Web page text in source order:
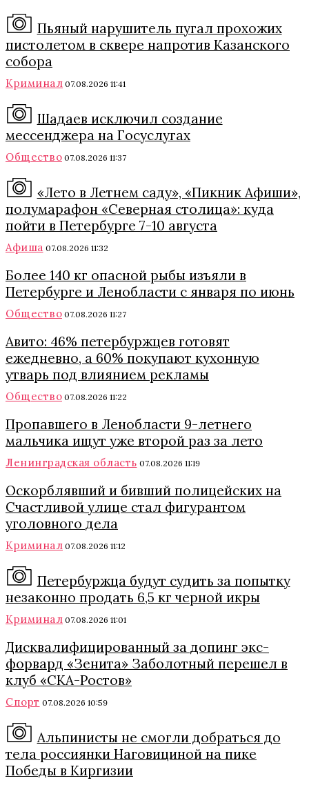
Пьяный нарушитель пугал прохожих
пистолетом в сквере напротив Казанского
собора
Криминал 07.08.2026 11:41
Шадаев исключил создание
мессенджера на Госуслугах
Общество 07.08.2026 11:37
«Лето в Летнем саду», «Пикник Афиши»,
полумарафон «Северная столица»: куда
пойти в Петербурге 7-10 августа
Афиша 07.08.2026 11:32
Более 140 кг опасной рыбы изъяли в
Петербурге и Ленобласти с января по июнь
Общество 07.08.2026 11:27
Авито: 46% петербуржцев готовят
ежедневно, а 60% покупают кухонную
утварь под влиянием рекламы
Общество 07.08.2026 11:22
Пропавшего в Ленобласти 9-летнего
мальчика ищут уже второй раз за лето
Ленинградская область 07.08.2026 11:19
Оскорблявший и бивший полицейских на
Счастливой улице стал фигурантом
уголовного дела
Криминал 07.08.2026 11:12
Петербуржца будут судить за попытку
незаконно продать 6,5 кг черной икры
Криминал 07.08.2026 11:01
Дисквалифицированный за допинг экс-
форвард «Зенита» Заболотный перешел в
клуб «СКА-Ростов»
Спорт 07.08.2026 10:59
Альпинисты не смогли добраться до
тела россиянки Наговициной на пике
Победы в Киргизии